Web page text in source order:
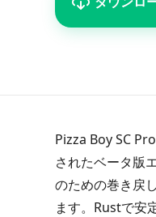
Pizza Boy SC
されたベータ版
のための巻き戻
ます。Rustで安